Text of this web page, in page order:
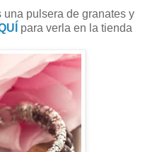
una pulsera de granates y
para verla en la tienda